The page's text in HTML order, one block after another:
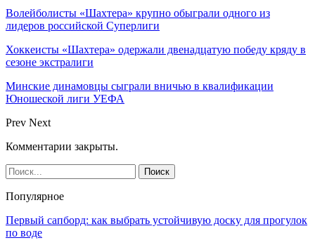
Волейболисты «Шахтера» крупно обыграли одного из
лидеров российской Суперлиги
Хоккеисты «Шахтера» одержали двенадцатую победу кряду в
сезоне экстралиги
Минские динамовцы сыграли вничью в квалификации
Юношеской лиги УЕФА
Prev Next
Комментарии закрыты.
Популярное
Первый сапборд: как выбрать устойчивую доску для прогулок
по воде